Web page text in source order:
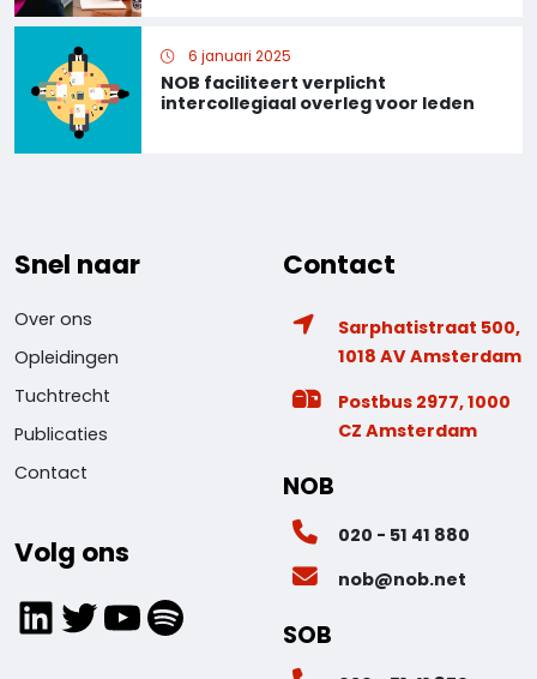
NOB faciliteert verplicht
intercollegiaal overleg voor leden
6 januari 2025
Snel naar
Over ons
Opleidingen
Tuchtrecht
Publicaties
Contact
Volg ons
LinkedIn
Twitter
YouTube
Spotify
Contact
Sarphatistraat 500,
1018 AV Amsterdam
Postbus 2977, 1000
CZ Amsterdam
NOB
020 - 51 41 880
nob@nob.net
SOB